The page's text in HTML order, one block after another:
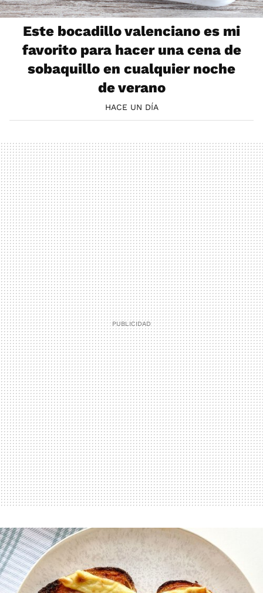
Este bocadillo valenciano es mi
favorito para hacer una cena de
sobaquillo en cualquier noche
de verano
HACE UN DÍA